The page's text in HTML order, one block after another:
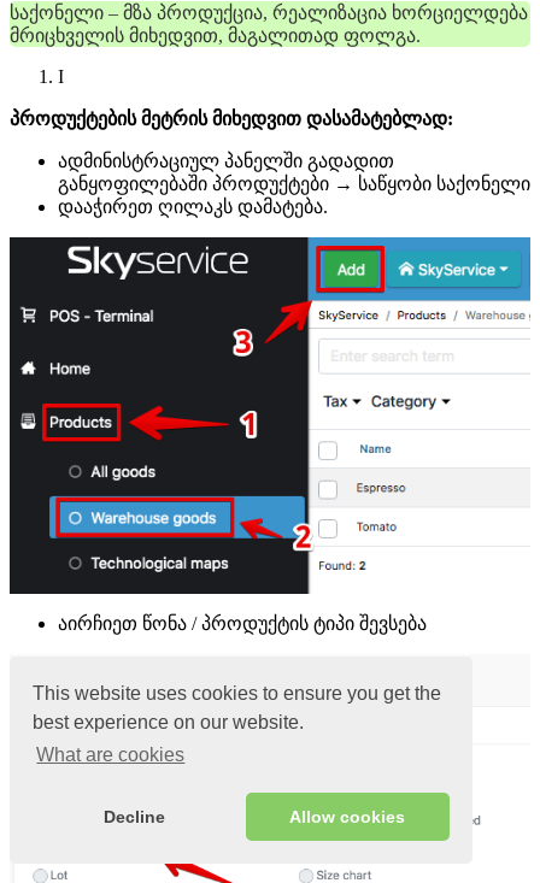
This website uses cookies to ensure you get the
best experience on our website.
What are cookies
Decline Allow cookies
საქონელი – მზა პროდუქცია, რეალიზაცია ხორციელდება
მრიცხველის მიხედვით, მაგალითად ფოლგა.
I
პროდუქტების მეტრის მიხედვით დასამატებლად:
ადმინისტრაციულ პანელში გადადით
განყოფილებაში პროდუქტები → საწყობი საქონელი
დააჭირეთ ღილაკს დამატება.
აირჩიეთ წონა / პროდუქტის ტიპი შევსება